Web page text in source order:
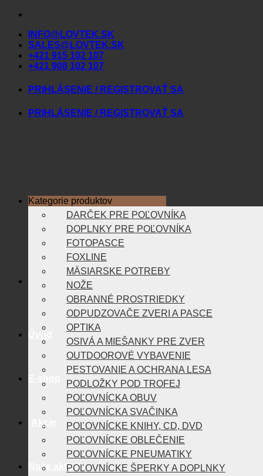
Skip
contentINFO@LOVTEK.SK
SALES@LOVTEK.SK
+421 915 102 107
+421 908 102 107
PRIHLÁSENIE / REGISTROVAŤ SA
PRIHLÁSENIE / REGISTROVAŤ SA
Akcie
Naše aktivity
Kategorie produktov
DARČEK PRE POĽOVNÍKA
DOPLNKY PRE POĽOVNÍKA
FOTOPASCE
FOXLINE
MÄSIARSKE POTREBY
NOŽE
OBRANNÉ PROSTRIEDKY
ODPUDZOVAČE ZVERI A PASCE
OPTIKA
OSIVÁ A MIEŠANKY PRE ZVER
OUTDOOROVÉ VYBAVENIE
PESTOVANIE A OCHRANA LESA
PODLOŽKY POD TROFEJ
POĽOVNÍCKA OBUV
POĽOVNÍCKA SVAČINKA
POĽOVNÍCKE KNIHY, CD, DVD
POĽOVNÍCKE OBLEČENIE
POĽOVNÍCKE PNEUMATIKY
POĽOVNÍCKE ŠPERKY A DOPLNKY